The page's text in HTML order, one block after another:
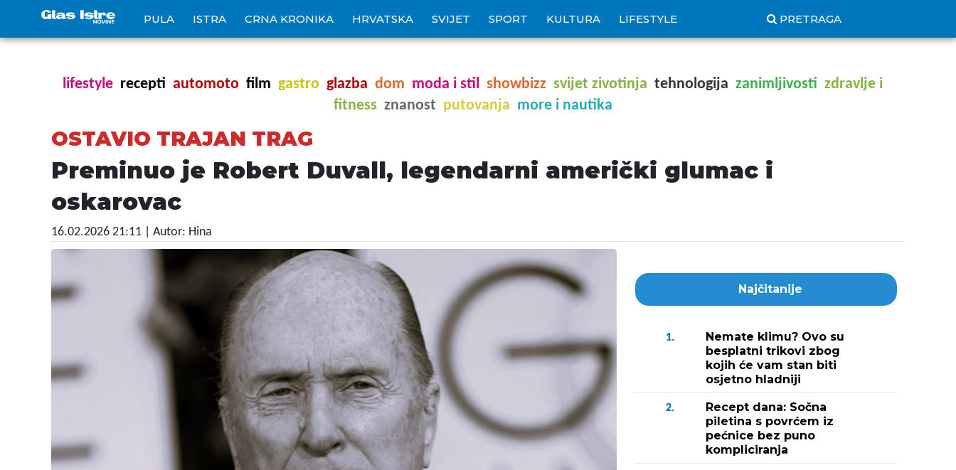
PULA ISTRA CRNA KRONIKA HRVATSKA SVIJET SPORT KULTURA LIFESTYLE PRETRAGA
lifestyle recepti automoto film gastro glazba dom moda i stil showbizz svijet zivotinja tehnologija zanimljivosti zdravlje i
fitness znanost putovanja more i nautika
OSTAVIO TRAJAN TRAG
Preminuo je Robert Duvall, legendarni američki glumac i
oskarovac
16.02.2026 21:11 | Autor: Hina
Najčitanije
1.
Nemate klimu? Ovo su
besplatni trikovi zbog
kojih će vam stan biti
osjetno hladniji
2.
Recept dana: Sočna
piletina s povrćem iz
pećnice bez puno
kompliciranja